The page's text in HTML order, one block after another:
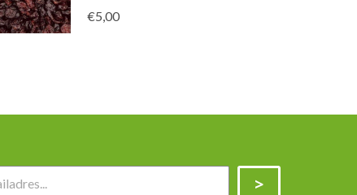
€5,00